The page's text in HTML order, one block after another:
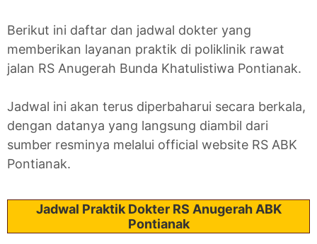
Berikut ini daftar dan jadwal dokter yang
memberikan layanan praktik di poliklinik rawat
jalan RS Anugerah Bunda Khatulistiwa Pontianak.
Jadwal ini akan terus diperbaharui secara berkala,
dengan datanya yang langsung diambil dari
sumber resminya melalui official website RS ABK
Pontianak.
Jadwal Praktik Dokter RS Anugerah ABK
Pontianak